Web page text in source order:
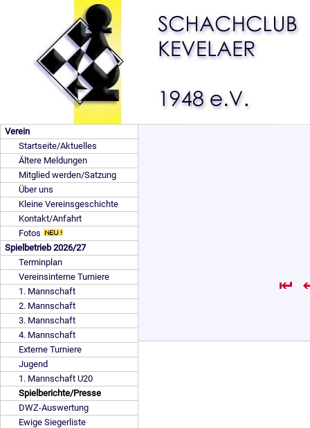
Verein
Startseite/Aktuelles
Ältere Meldungen
Mitglied werden/Satzung
Über uns
Kleine Vereinsgeschichte
Kontakt/Anfahrt
Fotos
Spielbetrieb 2026/27
Terminplan
Vereinsinterne Turniere
1. Mannschaft
2. Mannschaft
3. Mannschaft
4. Mannschaft
Externe Turniere
Jugend
1. Mannschaft U20
Spielberichte/Presse
DWZ-Auswertung
Ewige Siegerliste